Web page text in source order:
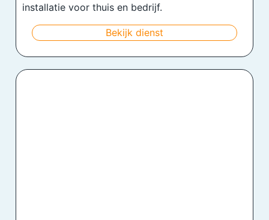
installatie voor thuis en bedrijf.
Bekijk dienst